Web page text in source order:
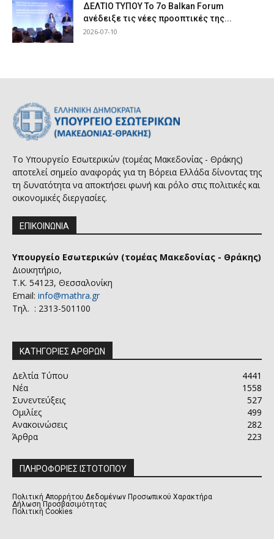
ΔΕΛΤΙΟ ΤΥΠΟΥ Το 7ο Balkan Forum
ανέδειξε τις νέες προοπτικές της...
2026-07-10
Το Υπουργείο Εσωτερικών (τομέας Μακεδονίας - Θράκης)
αποτελεί σημείο αναφοράς για τη Βόρεια Ελλάδα δίνοντας της
τη δυνατότητα να αποκτήσει φωνή και ρόλο στις πολιτικές και
οικονομικές διεργασίες.
ΕΠΙΚΟΙΝΩΝΙΑ
Υπουργείο Εσωτερικών (τομέας Μακεδονίας - Θράκης)
Διοικητήριο,
Τ.Κ. 54123, Θεσσαλονίκη
Email: info@mathra.gr
Τηλ. : 2313-501100
ΚΑΤΗΓΟΡΙΕΣ ΑΡΘΡΩΝ
Δελτία Τύπου
4441
Νέα
1558
Συνεντεύξεις
527
Ομιλίες
499
Ανακοινώσεις
282
Άρθρα
223
ΠΛΗΡΟΦΟΡΙΕΣ ΙΣΤΟΤΟΠΟΥ
Πολιτική Απορρήτου Δεδομένων Προσωπικού Χαρακτήρα
Δήλωση Προσβασιμότητας
Πολιτική Cookies